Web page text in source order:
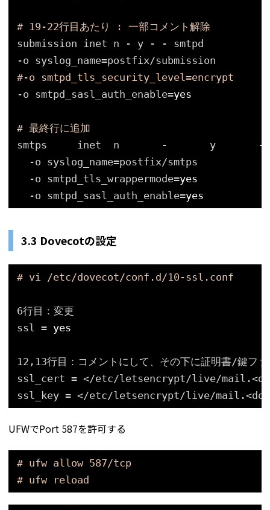
# 19-22行目あたり : 一部コメント解除
submission inet n - y - - smtpd
-o syslog_name=postfix/submission
#-o smtpd_tls_security_level=encrypt
-o smtpd_sasl_auth_enable=yes
# 最終行に追加
smtps     inet  n       -       y       -
-o syslog_name=postfix/smtps
-o smtpd_tls_wrappermode=yes
-o smtpd_sasl_auth_enable=yes
3.3 Dovecotの設定
# vi /etc/dovecot/conf.d/10-ssl.conf
6行目：変更
ssl = yes
12,13行目：コメントにして、その下に証明書/鍵フ
ssl_cert = </etc/letsencrypt/live/mail
ssl_key = </etc/letsencrypt/live/mail
UFWでPort 587を許可する
# ufw allow 587/tcp
# ufw reload